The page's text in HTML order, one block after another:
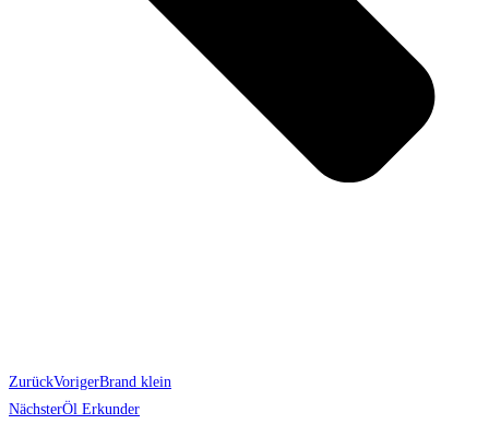
ZurückVorigerBrand klein
NächsterÖl Erkunder